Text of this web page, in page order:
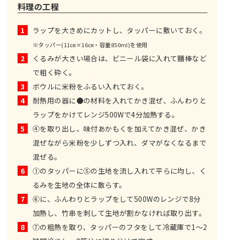
料理の工程
1 ラップを大きめにカットし、タッパーに敷いておく。
※タッパー(11㎝×16㎝・容量850ml)を使用
2
くるみが大きい場合は、ビニール袋に入れて麵棒など
で粗く砕く。
3
ボウルに米粉をふるい入れておく。
4
耐熱用の器に●の材料を入れてかき混ぜ、ふんわりと
ラップをかけてレンジ500Wで4分加熱する。
5
④を取り出し、味付あかもくを加えてかき混ぜ、かき
混ぜながら米粉を少しずつ入れ、ダマがなくなるまで
混ぜる。
6
①のタッパーに⑤の生地を流し入れて平らに均し、く
るみを生地の全体に散らす。
7
⑥に、ふんわりとラップをして500Wのレンジで8分
加熱し、竹串を刺して生地が割かなければ取り出す。
8
⑦の粗熱を取り、タッパーのフタをして冷蔵庫で1～2